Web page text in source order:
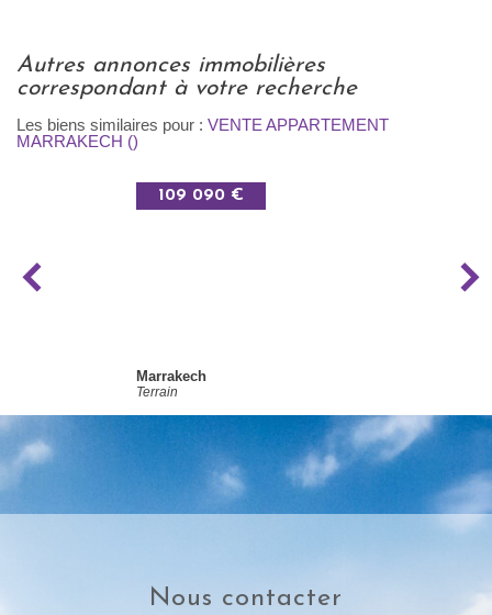
autres annonces immobilières
correspondant à votre recherche
Les biens similaires pour : VENTE APPARTEMENT
MARRAKECH ()
109 090 €
Marrakech
Terrain
nous contacter